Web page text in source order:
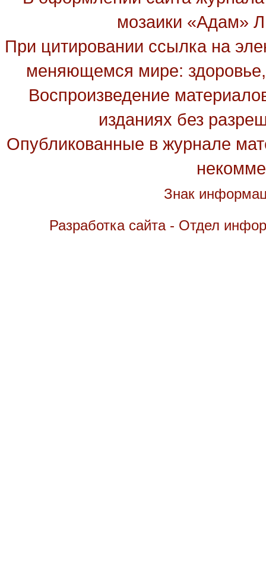
мозаики «Адам»
При цитировании ссылка на
меняющемся мире: здоровье,
Воспроизведение
изданиях без
Опубликованные в журнале
Знак
Разработка сайта - Отдел